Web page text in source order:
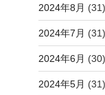
2024年8月 (31)
2024年7月 (31)
2024年6月 (30)
2024年5月 (31)